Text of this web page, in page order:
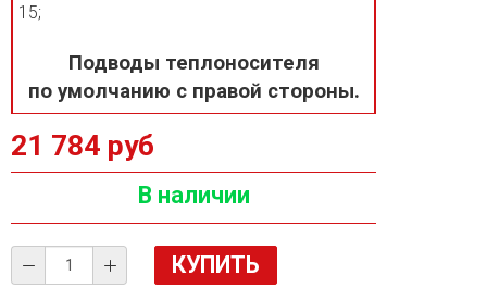
15;
Подводы теплоносителя
по умолчанию с правой стороны.
21 784 руб
В наличии